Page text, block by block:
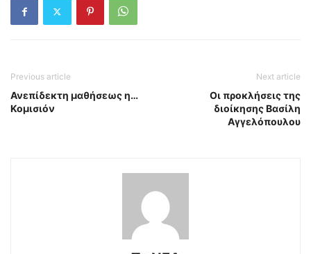
Previous article
Ανεπίδεκτη μαθήσεως η…
Κομισιόν
Next article
Οι προκλήσεις της
διοίκησης Βασίλη
Αγγελόπουλου